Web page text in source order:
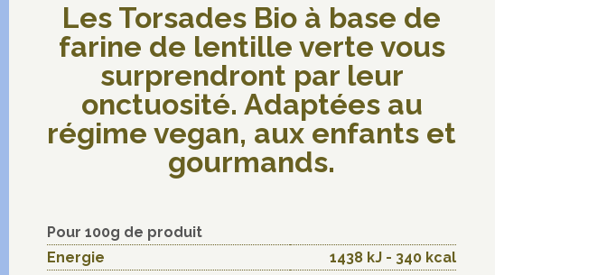
Les Torsades Bio à base de
farine de lentille verte vous
surprendront par leur
onctuosité. Adaptées au
régime vegan, aux enfants et
gourmands.
Pour 100g de produit
Energie
1438 kJ - 340 kcal